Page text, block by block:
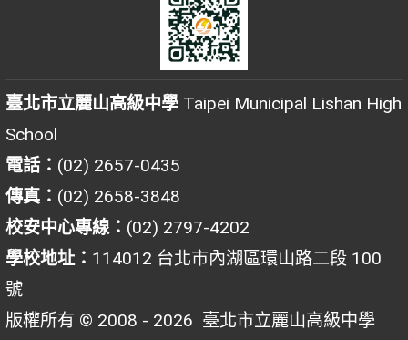
臺北市立麗山高級中學 Taipei Municipal Lishan High
School
電話： (02) 2657-0435
傳真： (02) 2658-3848
校安中心專線： (02) 2797-4202
學校地址： 114012 台北市內湖區環山路二段 100
號
版權所有 © 2008 - 2026 臺北市立麗山高級中學